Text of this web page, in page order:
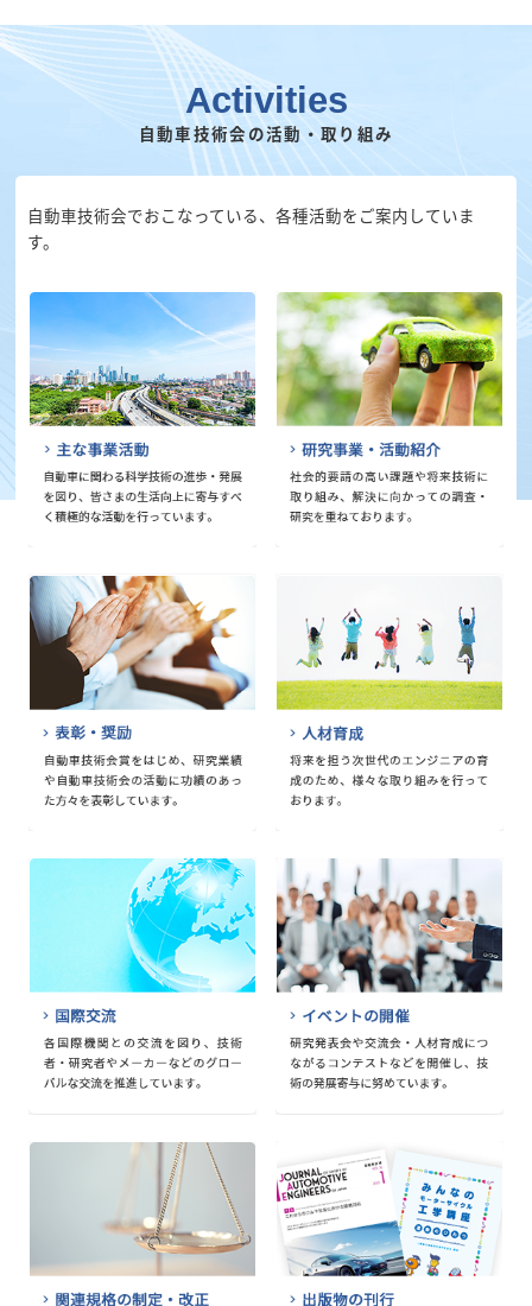
Activities
自動車技術会の活動・取り組み
自動車技術会でおこなっている、各種活動をご案内していま
す。